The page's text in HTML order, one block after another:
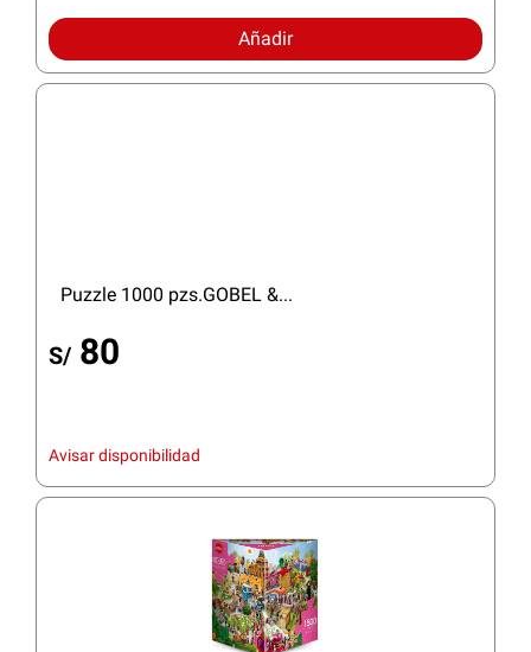
Añadir
Puzzle 1000 pzs.GOBEL &...
S/ 80
Avisar disponibilidad